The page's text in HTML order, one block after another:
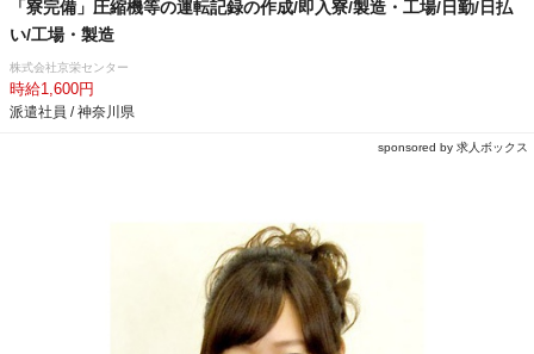
「寮完備」圧縮機等の運転記録の作成/即入寮/製造・工場/日勤/日払
い/工場・製造
株式会社京栄センター
時給1,600円
派遣社員 / 神奈川県
sponsored by 求人ボックス